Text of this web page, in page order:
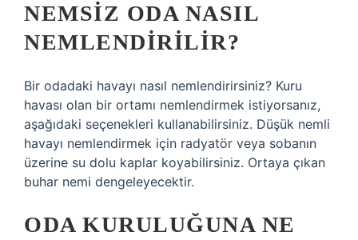
NEMSIZ ODA NASIL
NEMLENDIRILIR?
Bir odadaki havayı nasıl nemlendirirsiniz? Kuru
havası olan bir ortamı nemlendirmek istiyorsanız,
aşağıdaki seçenekleri kullanabilirsiniz. Düşük nemli
havayı nemlendirmek için radyatör veya sobanın
üzerine su dolu kaplar koyabilirsiniz. Ortaya çıkan
buhar nemi dengeleyecektir.
ODA KURULUĞUNA NE